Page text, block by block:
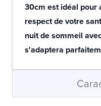
30cm est idéal pour
respect de votre
nuit de sommeil
s'adaptera